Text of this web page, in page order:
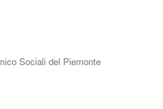
Sociali del Piemonte